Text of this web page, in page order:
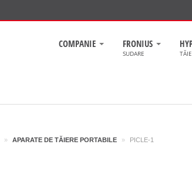
COMPANIE FRONIUS
SUDARE
» APARATE DE TĂIERE PORTABILE » PICLE-1